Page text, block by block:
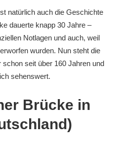
natürlich auch die Geschichte
dauerte knapp 30 Jahre –
Notlagen und auch, weil
wurden. Nun steht die
seit über 160 Jahren und
sehenswert.
Brücke in